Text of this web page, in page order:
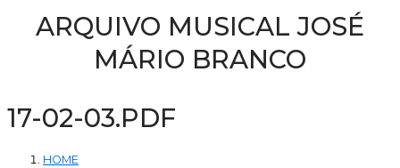
ARQUIVO MUSICAL JOSÉ
MÁRIO BRANCO
17-02-03.PDF
HOME